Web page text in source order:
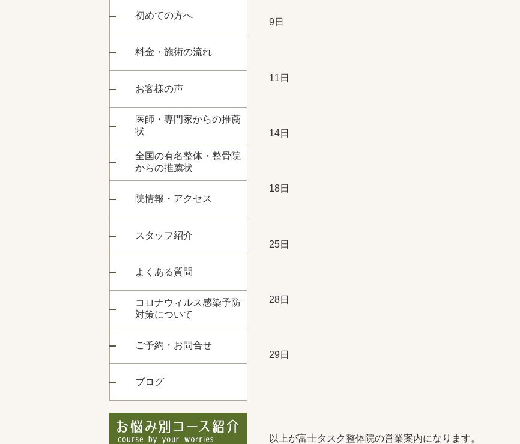
初めての方へ
料金・施術の流れ
お客様の声
医師・専門家からの推薦
状
全国の有名整体・整骨院
からの推薦状
院情報・アクセス
スタッフ紹介
よくある質問
コロナウィルス感染予防
対策について
ご予約・お問合せ
ブログ
9日
11日
14日
18日
25日
28日
29日
以上が富士タスク整体院の営業案内になります。